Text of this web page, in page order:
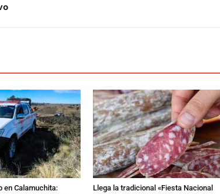
en Calamuchita:
Llega la tradicional «Fiesta Nacional